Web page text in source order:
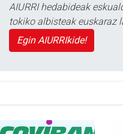
AIURRI hedabideak
tokiko albisteak euskaraz
Egin AIURRIkide!